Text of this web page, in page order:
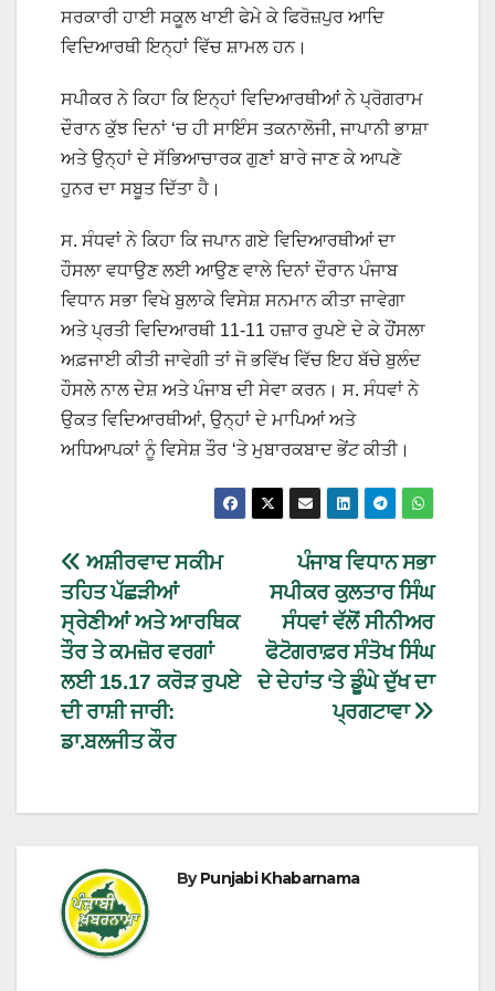
ਸਰਕਾਰੀ ਹਾਈ ਸਕੂਲ ਖਾਈ ਫੇਮੇ ਕੇ ਫਿਰੋਜ਼ਪੁਰ ਆਦਿ
ਵਿਦਿਆਰਥੀ ਇਨ੍ਹਾਂ ਵਿੱਚ ਸ਼ਾਮਲ ਹਨ।
ਸਪੀਕਰ ਨੇ ਕਿਹਾ ਕਿ ਇਨ੍ਹਾਂ ਵਿਦਿਆਰਥੀਆਂ ਨੇ ਪ੍ਰੋਗਰਾਮ
ਦੌਰਾਨ ਕੁੱਝ ਦਿਨਾਂ ‘ਚ ਹੀ ਸਾਇੰਸ ਤਕਨਾਲੋਜੀ, ਜਾਪਾਨੀ ਭਾਸ਼ਾ
ਅਤੇ ਉਨ੍ਹਾਂ ਦੇ ਸੱਭਿਆਚਾਰਕ ਗੁਣਾਂ ਬਾਰੇ ਜਾਣ ਕੇ ਆਪਣੇ
ਹੁਨਰ ਦਾ ਸਬੂਤ ਦਿੱਤਾ ਹੈ।
ਸ. ਸੰਧਵਾਂ ਨੇ ਕਿਹਾ ਕਿ ਜਪਾਨ ਗਏ ਵਿਦਿਆਰਥੀਆਂ ਦਾ
ਹੌਸਲਾ ਵਧਾਉਣ ਲਈ ਆਉਣ ਵਾਲੇ ਦਿਨਾਂ ਦੌਰਾਨ ਪੰਜਾਬ
ਵਿਧਾਨ ਸਭਾ ਵਿਖੇ ਬੁਲਾਕੇ ਵਿਸੇਸ਼ ਸਨਮਾਨ ਕੀਤਾ ਜਾਵੇਗਾ
ਅਤੇ ਪ੍ਰਤੀ ਵਿਦਿਆਰਥੀ 11-11 ਹਜ਼ਾਰ ਰੁਪਏ ਦੇ ਕੇ ਹੌਂਸਲਾ
ਅਫ਼ਜਾਈ ਕੀਤੀ ਜਾਵੇਗੀ ਤਾਂ ਜੋ ਭਵਿੱਖ ਵਿੱਚ ਇਹ ਬੱਚੇ ਬੁਲੰਦ
ਹੌਸਲੇ ਨਾਲ ਦੇਸ਼ ਅਤੇ ਪੰਜਾਬ ਦੀ ਸੇਵਾ ਕਰਨ। ਸ. ਸੰਧਵਾਂ ਨੇ
ਉਕਤ ਵਿਦਿਆਰਥੀਆਂ, ਉਨ੍ਹਾਂ ਦੇ ਮਾਪਿਆਂ ਅਤੇ
ਅਧਿਆਪਕਾਂ ਨੂੰ ਵਿਸੇਸ਼ ਤੌਰ ‘ਤੇ ਮੁਬਾਰਕਬਾਦ ਭੇਂਟ ਕੀਤੀ।
ਪੰਜਾਬ ਵਿਧਾਨ ਸਭਾ
ਸਪੀਕਰ ਕੁਲਤਾਰ ਸਿੰਘ
ਸੰਧਵਾਂ ਵੱਲੋਂ ਸੀਨੀਅਰ
ਫੋਟੋਗਰਾਫ਼ਰ ਸੰਤੋਖ ਸਿੰਘ
ਦੇ ਦੇਹਾਂਤ ‘ਤੇ ਡੂੰਘੇ ਦੁੱਖ ਦਾ
ਪ੍ਰਗਟਾਵਾ
ਅਸ਼ੀਰਵਾਦ ਸਕੀਮ
ਤਹਿਤ ਪੱਛੜੀਆਂ
ਸ੍ਰੇਣੀਆਂ ਅਤੇ ਆਰਥਿਕ
ਤੌਰ ਤੇ ਕਮਜ਼ੋਰ ਵਰਗਾਂ
ਲਈ 15.17 ਕਰੋੜ ਰੁਪਏ
ਦੀ ਰਾਸ਼ੀ ਜਾਰੀ:
ਡਾ.ਬਲਜੀਤ ਕੌਰ
ByPunjabi Khabarnama